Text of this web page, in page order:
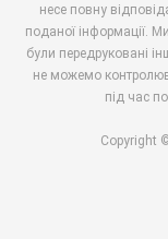
несе повну
поданої інформації.
були передруковані
не можемо
під час
Copyright